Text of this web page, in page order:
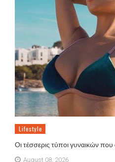
Lifestyle
Οι τέσσερις τύποι γυναικών
August 08, 2026